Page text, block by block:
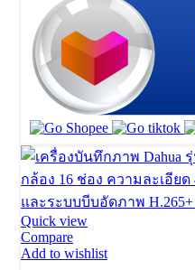
Quick view
Compare
Add to wishlist